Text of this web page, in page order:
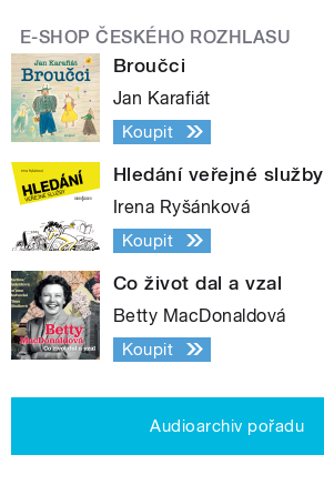
E-SHOP ČESKÉHO ROZHLASU
Broučci
Jan Karafiát
Koupit
Hledání veřejné služby
Irena Ryšánková
Koupit
Co život dal a vzal
Betty MacDonaldová
Koupit
Audioarchiv pořadu